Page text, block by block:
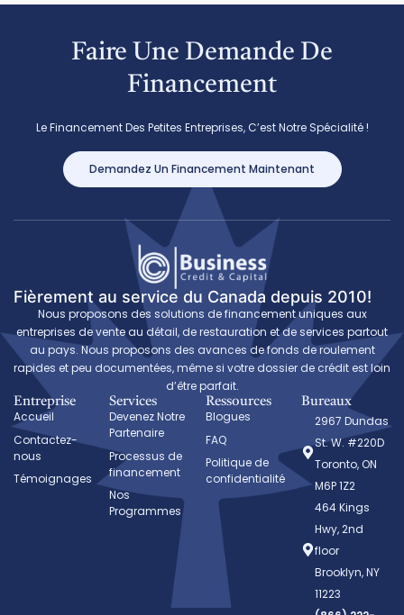
Faire Une Demande De
Financement
Le Financement Des Petites Entreprises, C’est Notre Spécialité !
Demandez Un Financement Maintenant
Fièrement au service du Canada depuis 2010!
Nous proposons des solutions de financement uniques aux
entreprises de vente au détail, de restauration et de services partout
au pays. Nous proposons des avances de fonds de roulement
rapides et peu documentées, même si votre dossier de crédit est loin
d’être parfait.
Entreprise
Accueil
Contactez-
nous
Témoignages
Services
Devenez Notre
Partenaire
Processus de
financement
Nos
Programmes
Ressources
Blogues
FAQ
Politique de
confidentialité
Bureaux
2967 Dundas
St. W. #220D
Toronto, ON
M6P 1Z2
464 Kings
Hwy, 2nd
floor
Brooklyn, NY
11223